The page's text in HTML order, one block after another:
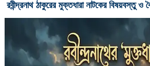
রবীন্দ্রনাথ ঠাকুরের মুক্তধারা নাটকের বিষয়বস্তু ও